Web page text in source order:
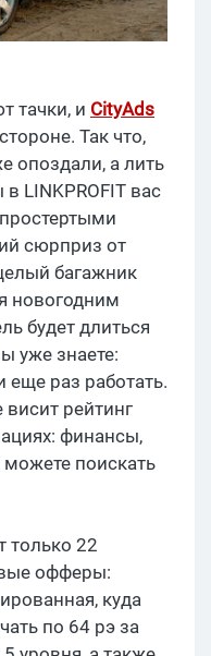
тачки, и CityAds
Так что,
опоздали, а лить
LINKPROFIT вас
сюрприз от
багажник
новогодним
будет длиться
уже знаете:
еще раз работать.
рейтинг
финансы,
поискать
только 22
офферы:
куда
по 64 рэ за